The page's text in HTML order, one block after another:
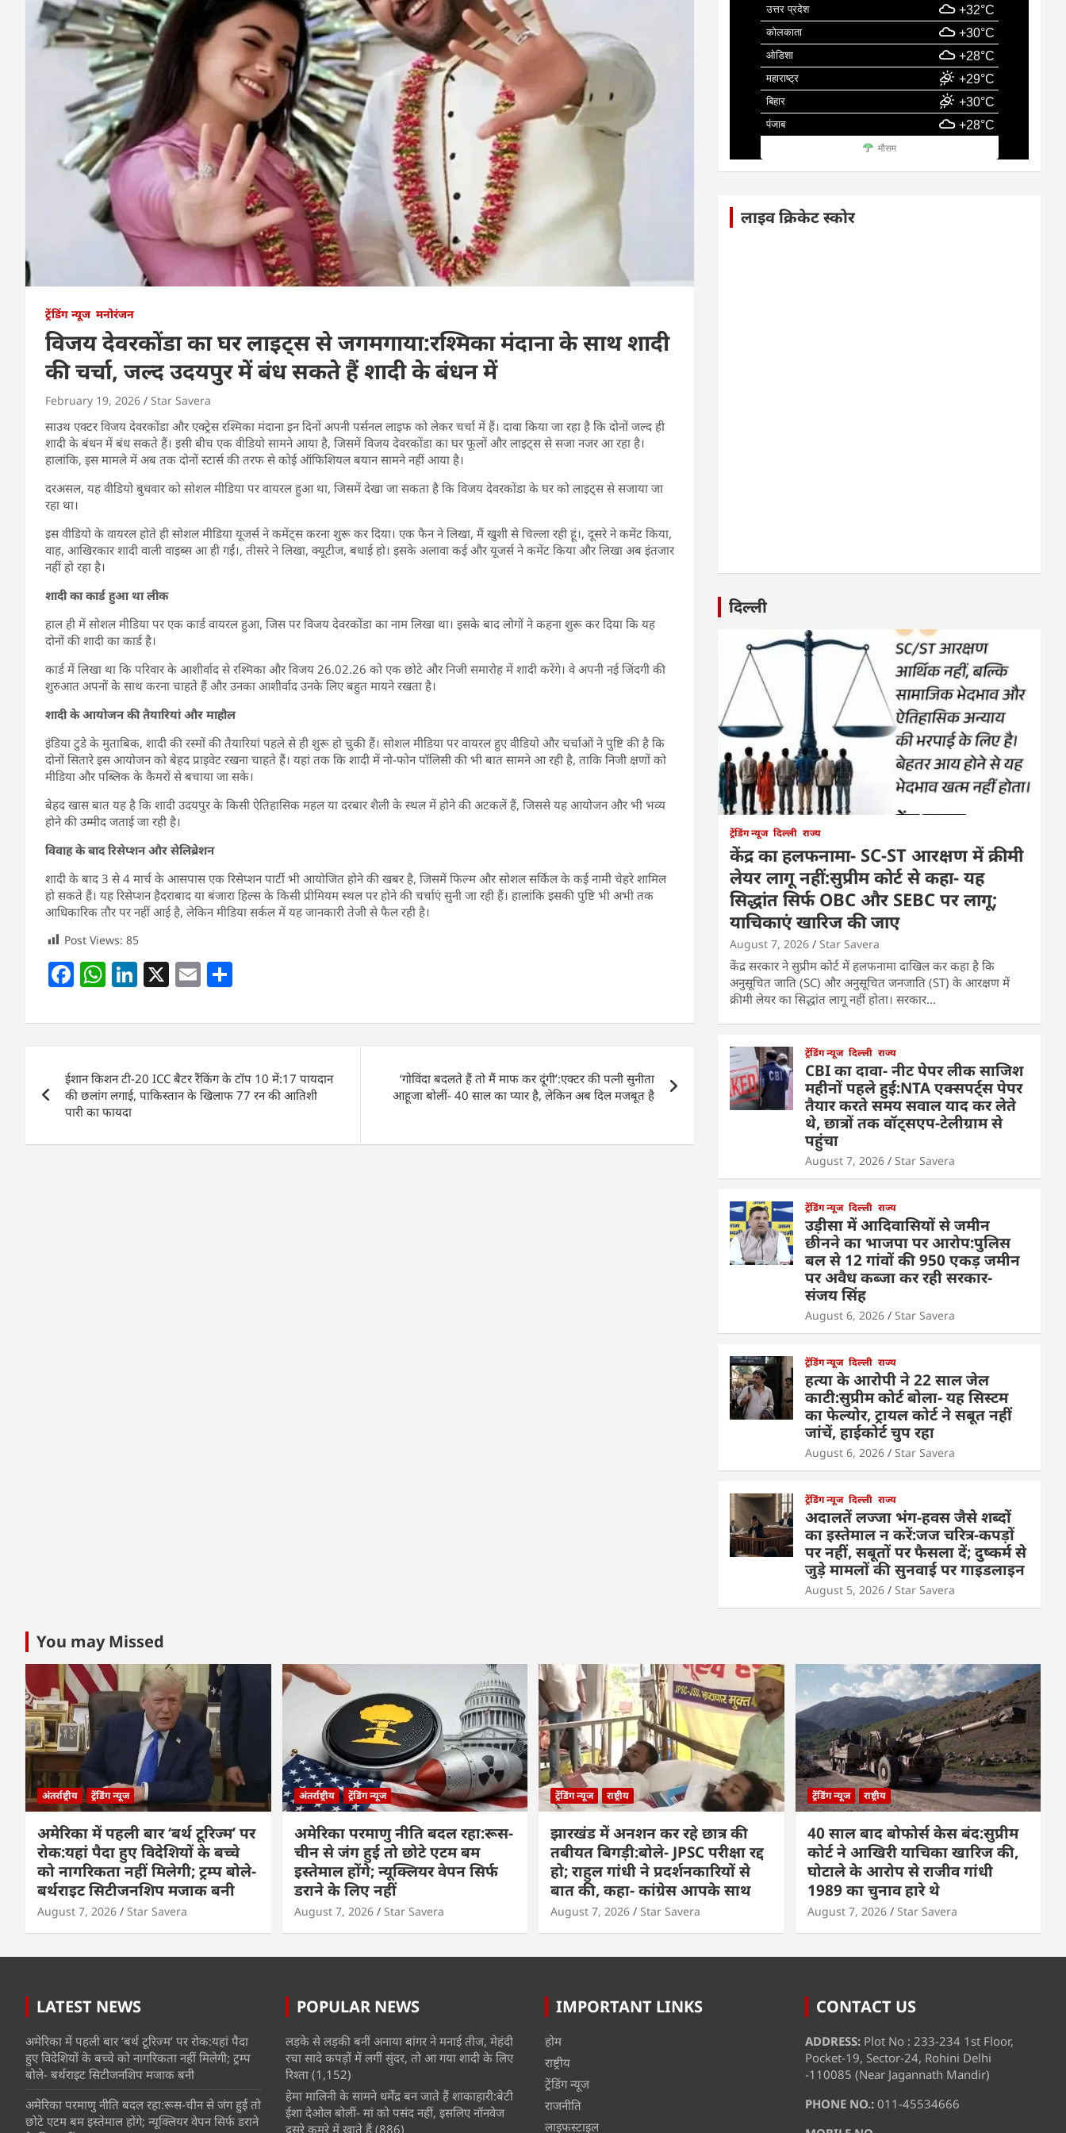
ट्रेंडिंग न्यूज मनोरंजन
विजय देवरकोंडा का घर लाइट्स से जगमगाया:रश्मिका मंदाना के साथ शादी
की चर्चा, जल्द उदयपुर में बंध सकते हैं शादी के बंधन में
February 19, 2026 Star Savera
साउथ एक्टर विजय देवरकोंडा और एक्ट्रेस रश्मिका मंदाना इन दिनों अपनी पर्सनल लाइफ को लेकर चर्चा में हैं। दावा किया जा रहा है कि दोनों जल्द ही
शादी के बंधन में बंध सकते हैं। इसी बीच एक वीडियो सामने आया है, जिसमें विजय देवरकोंडा का घर फूलों और लाइट्स से सजा नजर आ रहा है।
हालांकि, इस मामले में अब तक दोनों स्टार्स की तरफ से कोई ऑफिशियल बयान सामने नहीं आया है।
दरअसल, यह वीडियो बुधवार को सोशल मीडिया पर वायरल हुआ था, जिसमें देखा जा सकता है कि विजय देवरकोंडा के घर को लाइट्स से सजाया जा
रहा था।
इस वीडियो के वायरल होते ही सोशल मीडिया यूजर्स ने कमेंट्स करना शुरू कर दिया। एक फैन ने लिखा, मैं खुशी से चिल्ला रही हूं।, दूसरे ने कमेंट किया,
वाह, आखिरकार शादी वाली वाइब्स आ ही गईं।, तीसरे ने लिखा, क्यूटीज, बधाई हो। इसके अलावा कई और यूजर्स ने कमेंट किया और लिखा अब इंतजार
नहीं हो रहा है।
शादी का कार्ड हुआ था लीक
हाल ही में सोशल मीडिया पर एक कार्ड वायरल हुआ, जिस पर विजय देवरकोंडा का नाम लिखा था। इसके बाद लोगों ने कहना शुरू कर दिया कि यह
दोनों की शादी का कार्ड है।
कार्ड में लिखा था कि परिवार के आशीर्वाद से रश्मिका और विजय 26.02.26 को एक छोटे और निजी समारोह में शादी करेंगे। वे अपनी नई जिंदगी की
शुरुआत अपनों के साथ करना चाहते हैं और उनका आशीर्वाद उनके लिए बहुत मायने रखता है।
शादी के आयोजन की तैयारियां और माहौल
इंडिया टुडे के मुताबिक, शादी की रस्मों की तैयारियां पहले से ही शुरू हो चुकी हैं। सोशल मीडिया पर वायरल हुए वीडियो और चर्चाओं ने पुष्टि की है कि
दोनों सितारे इस आयोजन को बेहद प्राइवेट रखना चाहते हैं। यहां तक कि शादी में नो-फोन पॉलिसी की भी बात सामने आ रही है, ताकि निजी क्षणों को
मीडिया और पब्लिक के कैमरों से बचाया जा सके।
बेहद खास बात यह है कि शादी उदयपुर के किसी ऐतिहासिक महल या दरबार शैली के स्थल में होने की अटकलें हैं, जिससे यह आयोजन और भी भव्य
होने की उम्मीद जताई जा रही है।
विवाह के बाद रिसेप्शन और सेलिब्रेशन
शादी के बाद 3 से 4 मार्च के आसपास एक रिसेप्शन पार्टी भी आयोजित होने की खबर है, जिसमें फिल्म और सोशल सर्किल के कई नामी चेहरे शामिल
हो सकते हैं। यह रिसेप्शन हैदराबाद या बंजारा हिल्स के किसी प्रीमियम स्थल पर होने की चर्चाएं सुनी जा रही हैं। हालांकि इसकी पुष्टि भी अभी तक
आधिकारिक तौर पर नहीं आई है, लेकिन मीडिया सर्कल में यह जानकारी तेजी से फैल रही है।
Post Views: 85
F
c
b
o
o
k
W
at
A
p
p
Li
k
dI
n
X E
ai ar
navigation
ईशान किशन टी-20 ICC बैटर रैंकिंग के टॉप 10 में:17 पायदान
की छलांग लगाई, पाकिस्तान के खिलाफ 77 रन की आतिशी
पारी का फायदा
‘गोविंदा बदलते हैं तो मैं माफ कर दूंगी’:एक्टर की पत्नी सुनीता
आहूजा बोलीं- 40 साल का प्यार है, लेकिन अब दिल मजबूत है
उत्तर प्रदेश +32°C
कोलकाता +30°C
ओडिशा +28°C
महाराष्ट्र +29°C
बिहार +30°C
पंजाब +28°C
मौसम
लाइव क्रिकेट स्कोर
दिल्ली
ट्रेंडिंग न्यूज दिल्ली राज्य
केंद्र का हलफनामा- SC-ST आरक्षण में क्रीमी
लेयर लागू नहीं:सुप्रीम कोर्ट से कहा- यह
सिद्धांत सिर्फ OBC और SEBC पर लागू;
याचिकाएं खारिज की जाए
August 7, 2026 Star Savera
केंद्र सरकार ने सुप्रीम कोर्ट में हलफनामा दाखिल कर कहा है कि
अनुसूचित जाति (SC) और अनुसूचित जनजाति (ST) के आरक्षण में
क्रीमी लेयर का सिद्धांत लागू नहीं होता। सरकार…
ट्रेंडिंग न्यूज दिल्ली राज्य
CBI का दावा- नीट पेपर लीक साजिश
महीनों पहले हुई:NTA एक्सपर्ट्स पेपर
तैयार करते समय सवाल याद कर लेते
थे, छात्रों तक वॉट्सएप-टेलीग्राम से
पहुंचा
August 7, 2026 Star Savera
ट्रेंडिंग न्यूज दिल्ली राज्य
उड़ीसा में आदिवासियों से जमीन
छीनने का भाजपा पर आरोप:पुलिस
बल से 12 गांवों की 950 एकड़ जमीन
पर अवैध कब्जा कर रही सरकार-
संजय सिंह
August 6, 2026 Star Savera
ट्रेंडिंग न्यूज दिल्ली राज्य
हत्या के आरोपी ने 22 साल जेल
काटी:सुप्रीम कोर्ट बोला- यह सिस्टम
का फेल्योर, ट्रायल कोर्ट ने सबूत नहीं
जांचें, हाईकोर्ट चुप रहा
August 6, 2026 Star Savera
ट्रेंडिंग न्यूज दिल्ली राज्य
अदालतें लज्जा भंग-हवस जैसे शब्दों
का इस्तेमाल न करें:जज चरित्र-कपड़ों
पर नहीं, सबूतों पर फैसला दें; दुष्कर्म से
जुड़े मामलों की सुनवाई पर गाइडलाइन
August 5, 2026 Star Savera
You may Missed
अंतर्राष्ट्रीय ट्रेंडिंग न्यूज
अमेरिका में पहली बार ‘बर्थ टूरिज्म’ पर
रोक:यहां पैदा हुए विदेशियों के बच्चे
को नागरिकता नहीं मिलेगी; ट्रम्प बोले-
बर्थराइट सिटीजनशिप मजाक बनी
August 7, 2026 Star Savera
अंतर्राष्ट्रीय ट्रेंडिंग न्यूज
अमेरिका परमाणु नीति बदल रहा:रूस-
चीन से जंग हुई तो छोटे एटम बम
इस्तेमाल होंगे; न्यूक्लियर वेपन सिर्फ
डराने के लिए नहीं
August 7, 2026 Star Savera
ट्रेंडिंग न्यूज राष्ट्रीय
झारखंड में अनशन कर रहे छात्र की
तबीयत बिगड़ी:बोले- JPSC परीक्षा रद्द
हो; राहुल गांधी ने प्रदर्शनकारियों से
बात की, कहा- कांग्रेस आपके साथ
August 7, 2026 Star Savera
ट्रेंडिंग न्यूज राष्ट्रीय
40 साल बाद बोफोर्स केस बंद:सुप्रीम
कोर्ट ने आखिरी याचिका खारिज की,
घोटाले के आरोप से राजीव गांधी
1989 का चुनाव हारे थे
August 7, 2026 Star Savera
LATEST NEWS
अमेरिका में पहली बार ‘बर्थ टूरिज्म’ पर रोक:यहां पैदा
हुए विदेशियों के बच्चे को नागरिकता नहीं मिलेगी; ट्रम्प
बोले- बर्थराइट सिटीजनशिप मजाक बनी
अमेरिका परमाणु नीति बदल रहा:रूस-चीन से जंग हुई तो
छोटे एटम बम इस्तेमाल होंगे; न्यूक्लियर वेपन सिर्फ डराने
POPULAR NEWS
लड़के से लड़की बनीं अनाया बांगर ने मनाई तीज, मेहंदी
रचा सादे कपड़ों में लगीं सुंदर, तो आ गया शादी के लिए
रिश्ता (1,152)
हेमा मालिनी के सामने धर्मेंद्र बन जाते हैं शाकाहारी:बेटी
ईशा देओल बोलीं- मां को पसंद नहीं, इसलिए नॉनवेज
दूसरे कमरे में खाते हैं (886)
IMPORTANT LINKS
होम
राष्ट्रीय
ट्रेंडिंग न्यूज
राजनीति
लाइफस्टाइल
CONTACT US
ADDRESS: Plot No : 233-234 1st Floor,
Pocket-19, Sector-24, Rohini Delhi
-110085 (Near Jagannath Mandir)
PHONE NO.: 011-45534666